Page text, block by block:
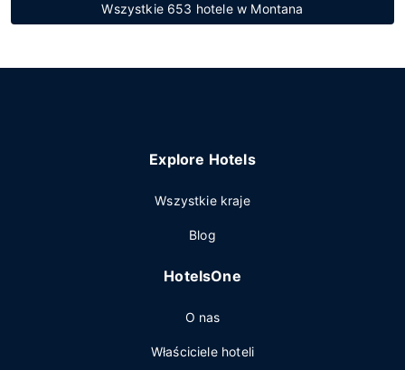
Wszystkie 653 hotele w Montana
Explore Hotels
Wszystkie kraje
Blog
HotelsOne
O nas
Właściciele hoteli